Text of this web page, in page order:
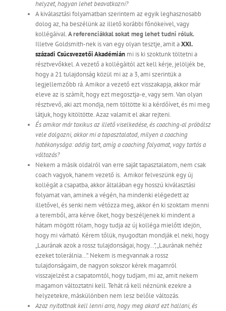
helyzet, hogyan lehet beavatkozni?
A kiválasztási folyamatban szerintem az egyik leghasznosabb
dolog az, ha beszélünk az illető korábbi főnökeivel, vagy
kollégáival.A referenciákkal sokat meg lehet tudni róluk.
Illetve Goldsmith-nek is van egy olyan tesztje, amit aXXI.
századi Csúcsvezetői Akadémián mi is ki szoktunk töltetni a
résztvevőkkel. A vezető a kollégáitól azt kell kérje, jelöljék be,
hogy a 21 tulajdonság közül mi az a 3, ami szerintük a
legjellemzőbb rá. Amikor a vezető ezt visszakapja, akkor már
eleve az is számít, hogy ezt megosztja-e, vagy sem. Van olyan
résztvevő, aki azt mondja, nem töltötte ki a kérdőívet, és mi meg
látjuk, hogy kitöltötte. Azaz valamit el akar rejteni.
És amikor már toxikus az illető viselkedése, és coaching-al próbálsz
vele dolgozni, akkor mi a tapasztalatod, milyen a coaching
hatékonysága: addig tart, amíg a coaching folyamat, vagy tartós a
változás?
Nekem a másik oldalról van erre saját tapasztalatom, nem csak
coach vagyok, hanem vezető is. Amikor felveszünk egy új
kollégát a csapatba, akkor általában egy hosszú kiválasztási
folyamat van, aminek a végén, ha mindenki elégedett az
illetővel, és senki nem vétózza meg, akkor én ki szoktam menni
a teremből, arra kérve őket, hogy beszéljenek ki mindent a
hátam mögött rólam, hogy tudja az új kolléga mielőtt idejön,
hogy mi várható. Kérem tőlük, nyugodtan mondják el neki, hogy
„Laurának azok a rossz tulajdonságai, hogy…”, „Laurának nehéz
ezeket tolerálnia…”. Nekem is megvannak a rossz
tulajdonságaim, de nagyon sokszor kérek magamról
visszajelzést a csapatomtól, hogy tudjam, mi az, amit nekem
magamon változtatni kell. Tehát rá kell néznünk ezekre a
helyzetekre, máskülönben nem lesz belőle változás.
Azaz nyitottnak kell lenni arra, hogy meg akard ezt hallani, és